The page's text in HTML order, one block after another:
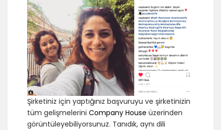
Şirketiniz için yaptığınız başvuruyu ve şirketinizin
tüm gelişmelerini Company House üzerinden
görüntüleyebiliyorsunuz. Tanıdık, aynı dili